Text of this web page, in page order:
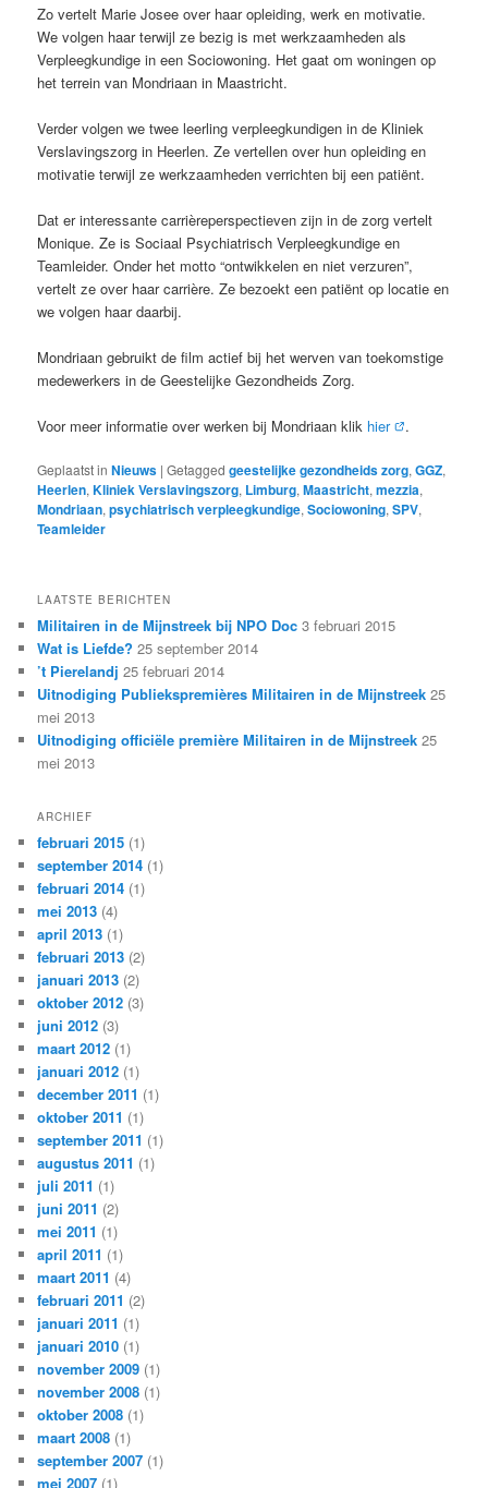
Zo vertelt Marie Josee over haar opleiding, werk en motivatie.
We volgen haar terwijl ze bezig is met werkzaamheden als
Verpleegkundige in een Sociowoning. Het gaat om woningen op
het terrein van Mondriaan in Maastricht.
Verder volgen we twee leerling verpleegkundigen in de Kliniek
Verslavingszorg in Heerlen. Ze vertellen over hun opleiding en
motivatie terwijl ze werkzaamheden verrichten bij een patiënt.
Dat er interessante carrièreperspectieven zijn in de zorg vertelt
Monique. Ze is Sociaal Psychiatrisch Verpleegkundige en
Teamleider. Onder het motto “ontwikkelen en niet verzuren”,
vertelt ze over haar carrière. Ze bezoekt een patiënt op locatie en
we volgen haar daarbij.
Mondriaan gebruikt de film actief bij het werven van toekomstige
medewerkers in de Geestelijke Gezondheids Zorg.
Voor meer informatie over werken bij Mondriaan klik hier .
Geplaatst in Nieuws |Getagged geestelijke gezondheids zorg,GGZ,
Heerlen,Kliniek Verslavingszorg, Limburg,Maastricht,mezzia,
Mondriaan,psychiatrisch verpleegkundige,Sociowoning,SPV,
Teamleider
LAATSTE BERICHTEN
Militairen in de Mijnstreek bij NPO Doc 3 februari 2015
Wat is Liefde? 25 september 2014
’t Pierelandj 25 februari 2014
Uitnodiging Publiekspremières Militairen in de Mijnstreek 25
mei 2013
Uitnodiging officiële première Militairen in de Mijnstreek 25
mei 2013
ARCHIEF
februari 2015 (1)
september 2014 (1)
februari 2014 (1)
mei 2013 (4)
april 2013 (1)
februari 2013 (2)
januari 2013 (2)
oktober 2012 (3)
juni 2012 (3)
maart 2012 (1)
januari 2012 (1)
december 2011 (1)
oktober 2011 (1)
september 2011 (1)
augustus 2011 (1)
juli 2011 (1)
juni 2011 (2)
mei 2011 (1)
april 2011 (1)
maart 2011 (4)
februari 2011 (2)
januari 2011 (1)
januari 2010 (1)
november 2009 (1)
november 2008 (1)
oktober 2008 (1)
maart 2008 (1)
september 2007 (1)
mei 2007 (1)